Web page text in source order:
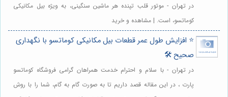
در تهران - موتور قلب تپنده هر ماشین سنگینی، به ویژه بیل مکانیکی
کوماتسو، است. | مشاهده و خرید
⭐️ افزایش طول عمر قطعات بیل مکانیکی کوماتسو با نگهداری
صحیح 🛠️
در تهران - با سلام و احترام خدمت همراهان گرامی فروشگاه کوماتسو
پارت ، در این مقاله قصد داریم تا به صورت گام به گام، شما را با روش